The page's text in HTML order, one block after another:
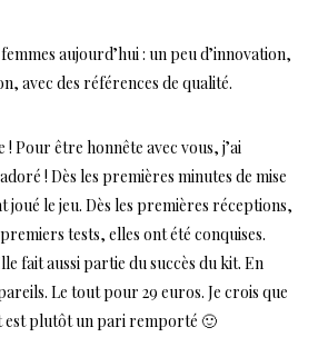
aujourd’hui : un peu d’innovation,
avec des références de qualité.
! Pour être honnête avec vous, j’ai
! Dès les premières minutes de mise
joué le jeu. Dès les premières réceptions,
tests, elles ont été conquises.
fait aussi partie du succès du kit. En
Le tout pour 29 euros. Je crois que
est plutôt un pari remporté 🙂